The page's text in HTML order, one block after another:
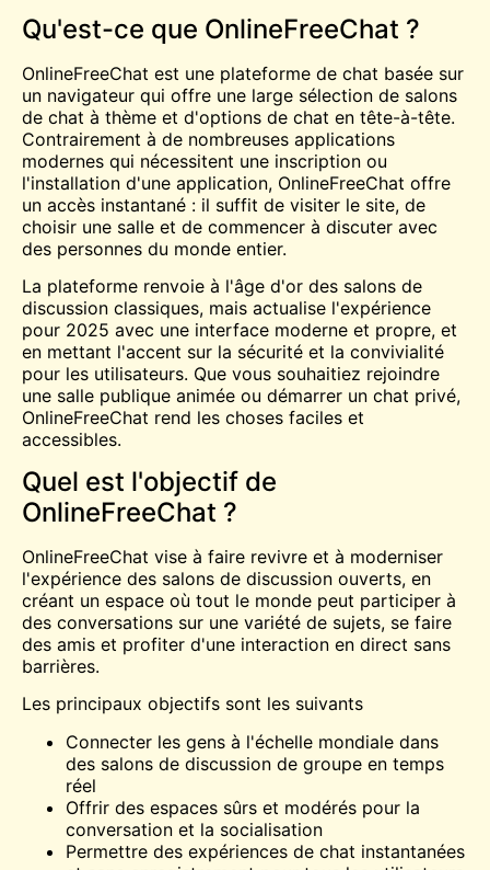
Qu'est-ce que OnlineFreeChat ?
OnlineFreeChat est une plateforme de chat basée sur
un navigateur qui offre une large sélection de salons
de chat à thème et d'options de chat en tête-à-tête.
Contrairement à de nombreuses applications
modernes qui nécessitent une inscription ou
l'installation d'une application, OnlineFreeChat offre
un accès instantané : il suffit de visiter le site, de
choisir une salle et de commencer à discuter avec
des personnes du monde entier.
La plateforme renvoie à l'âge d'or des salons de
discussion classiques, mais actualise l'expérience
pour 2025 avec une interface moderne et propre, et
en mettant l'accent sur la sécurité et la convivialité
pour les utilisateurs. Que vous souhaitiez rejoindre
une salle publique animée ou démarrer un chat privé,
OnlineFreeChat rend les choses faciles et
accessibles.
Quel est l'objectif de
OnlineFreeChat ?
OnlineFreeChat vise à faire revivre et à moderniser
l'expérience des salons de discussion ouverts, en
créant un espace où tout le monde peut participer à
des conversations sur une variété de sujets, se faire
des amis et profiter d'une interaction en direct sans
barrières.
Les principaux objectifs sont les suivants
Connecter les gens à l'échelle mondiale dans
des salons de discussion de groupe en temps
réel
Offrir des espaces sûrs et modérés pour la
conversation et la socialisation
Permettre des expériences de chat instantanées